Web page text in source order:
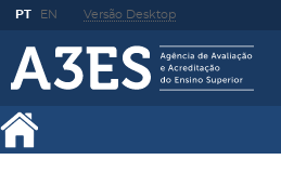
PT EN Versão Desktop